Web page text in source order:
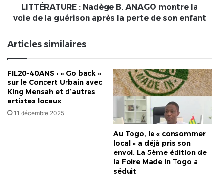
guérison
perte
de
enfant
LITTÉRATURE : Nadège B. ANAGO montre la
voie de la guérison après la perte de son enfant
Articles similaires
FIL20-40ANS • « Go back »
sur le Concert Urbain avec
King Mensah et d’autres
artistes locaux
11 décembre 2025
Au Togo, le « consommer
local » a déjà pris son
envol. La 5ème édition de
la Foire Made in Togo a
séduit